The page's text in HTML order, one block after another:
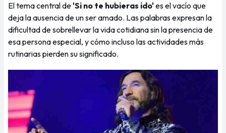
El tema central de'Si no te hubieras ido'es el vacío que
deja la ausencia de un ser amado. Las palabras expresan la
dificultad de sobrellevar la vida cotidiana sin la presencia de
esa persona especial, y cómo incluso las actividades más
rutinarias pierden su significado.